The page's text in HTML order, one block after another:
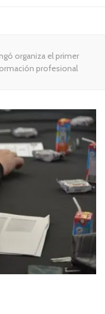
organiza el primer
profesional